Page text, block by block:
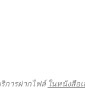
การฝากไฟล์ ในหนังสือ